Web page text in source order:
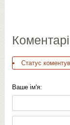
Коментарі
Статус
Ваше ім'я: